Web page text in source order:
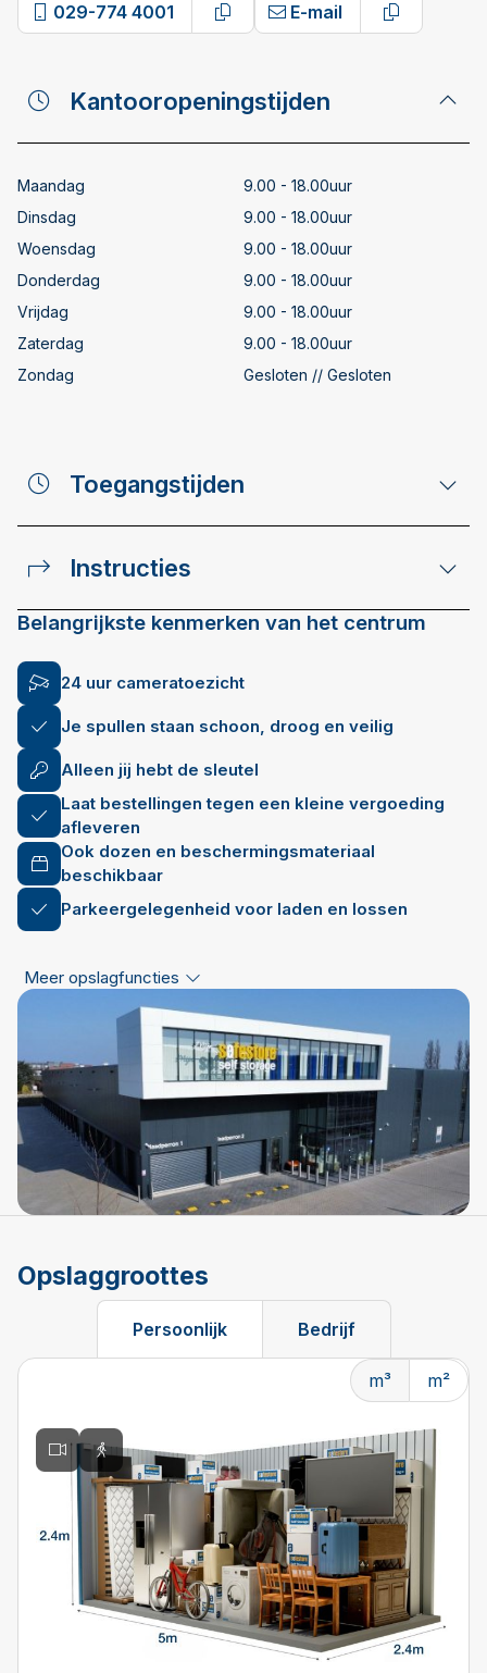
029-774 4001
Copy phone number
E-mail
Copy
Kantooropeningstijden
Maandag
9.00 - 18.00uur
Dinsdag
9.00 - 18.00uur
Woensdag
9.00 - 18.00uur
Donderdag
9.00 - 18.00uur
Vrijdag
9.00 - 18.00uur
Zaterdag
9.00 - 18.00uur
Zondag
Gesloten // Gesloten
Toegangstijden
Instructies
Belangrijkste kenmerken van het centrum
24 uur cameratoezicht
Je spullen staan schoon, droog en veilig
Alleen jij hebt de sleutel
Laat bestellingen tegen een kleine vergoeding
afleveren
Ook dozen en beschermingsmateriaal
beschikbaar
Parkeergelegenheid voor laden en lossen
Meer opslagfuncties
Opslaggroottes
Persoonlijk Bedrijf
m³ m²
Changing the current slide of this carousel will